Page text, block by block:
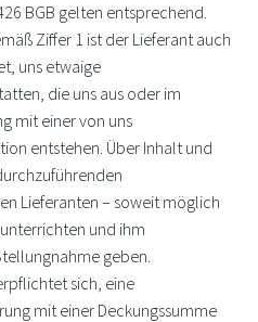
BGB gelten entsprechend.
Ziffer 1 ist der Lieferant auch
uns etwaige
die uns aus oder im
mit einer von uns
entstehen. Über Inhalt und
Lieferanten – soweit möglich
und ihm
geben.
sich, eine
mit einer Deckungssumme